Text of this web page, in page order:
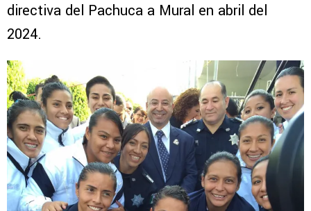
directiva del Pachuca a Mural en abril del
2024.